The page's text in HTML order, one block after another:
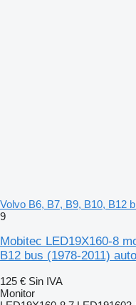
Volvo B6, B7, B9, B10, B12
9
Mobitec LED19X160-8
B12 bus (1978-2011)
125 € Sin IVA
Monitor